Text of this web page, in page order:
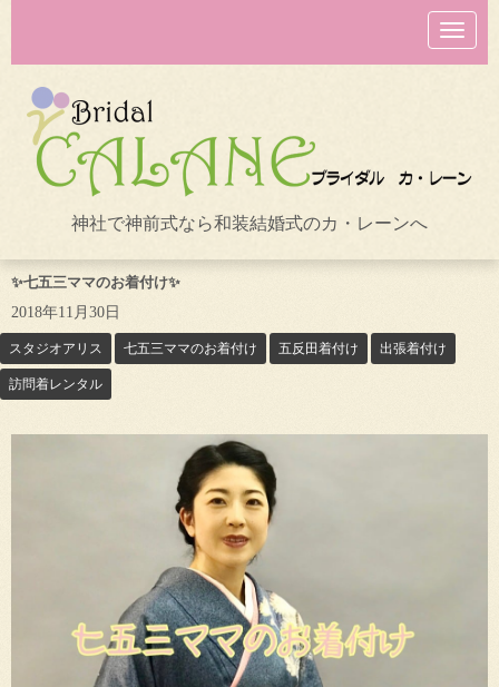
N
a
v
o
n
神社で神前式なら和装結婚式のカ・レーンへ
✨七五三ママのお着付け✨
2018年11月30日
スタジオアリス 七五三ママのお着付け 五反田着付け 出張着付け
訪問着レンタル